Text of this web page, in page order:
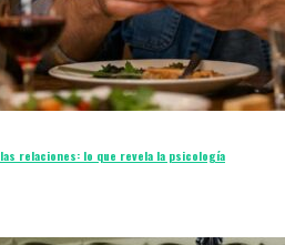
relaciones: lo que revela la psicología